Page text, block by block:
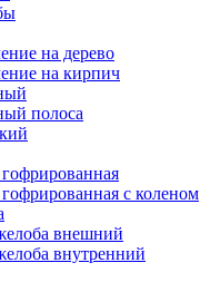
на дерево
на кирпич
полоса
с коленом
внешний
внутренний